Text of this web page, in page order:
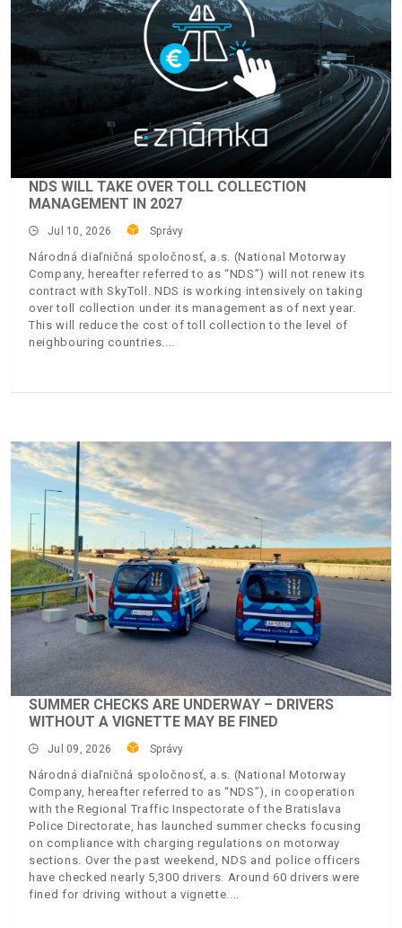
NDS WILL TAKE OVER TOLL COLLECTION
MANAGEMENT IN 2027
Jul 10, 2026 Správy
Národná diaľničná spoločnosť, a.s. (National Motorway
Company, hereafter referred to as “NDS”) will not renew its
contract with SkyToll. NDS is working intensively on taking
over toll collection under its management as of next year.
This will reduce the cost of toll collection to the level of
neighbouring countries.
SUMMER CHECKS ARE UNDERWAY – DRIVERS
WITHOUT A VIGNETTE MAY BE FINED
Jul 09, 2026 Správy
Národná diaľničná spoločnosť, a.s. (National Motorway
Company, hereafter referred to as “NDS”), in cooperation
with the Regional Traffic Inspectorate of the Bratislava
Police Directorate, has launched summer checks focusing
on compliance with charging regulations on motorway
sections. Over the past weekend, NDS and police officers
have checked nearly 5,300 drivers. Around 60 drivers were
fined for driving without a vignette.